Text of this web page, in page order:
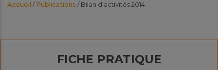
Accueil /Publications /Bilan d’activités 2014
FICHE PRATIQUE